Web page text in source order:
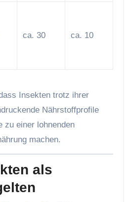
ca. 30 ca. 10
Insekten trotz ihrer
Nährstoffprofile
zu einer lohnenden
machen.
als